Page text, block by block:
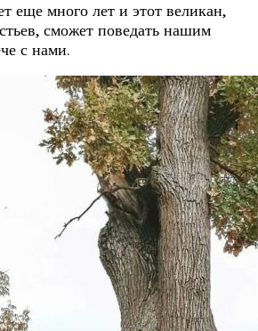
еще много лет и этот великан,
сможет поведать нашим
с нами.